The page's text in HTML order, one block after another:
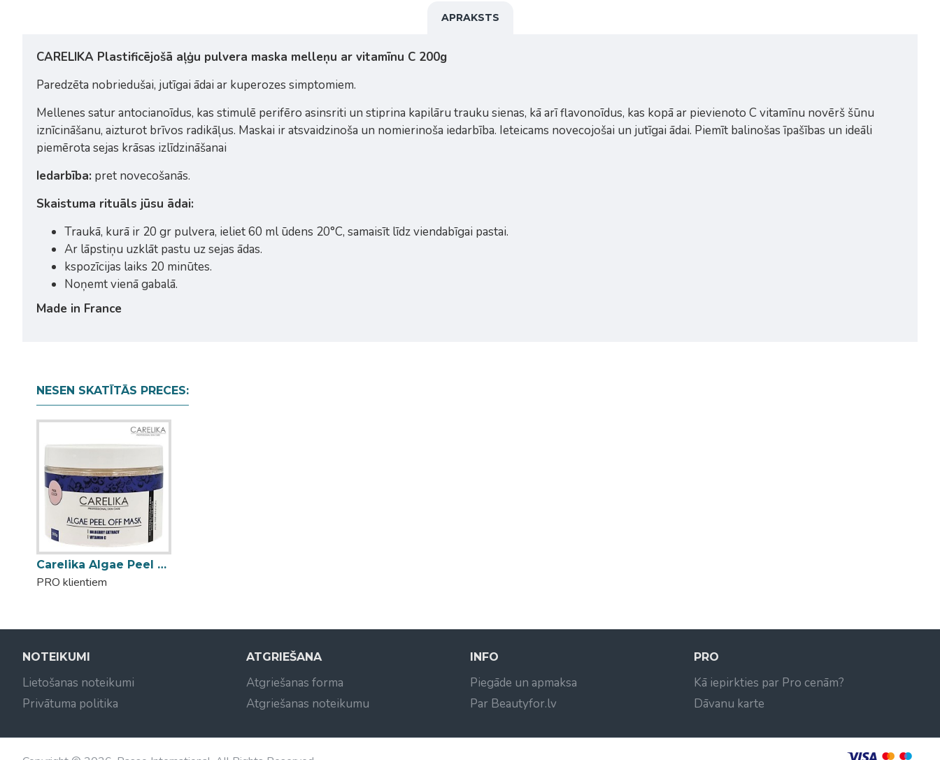
APRAKSTS
CARELIKA Plastificējošā aļģu pulvera maska melleņu ar vitamīnu C 200g
Paredzēta nobriedušai, jutīgai ādai ar kuperozes simptomiem.
Mellenes satur antocianoīdus, kas stimulē perifēro asinsriti un stiprina kapilāru trauku sienas, kā arī flavonoīdus, kas kopā ar pievienoto C vitamīnu novērš šūnu
iznīcināšanu, aizturot brīvos radikāļus. Maskai ir atsvaidzinoša un nomierinoša iedarbība. Ieteicams novecojošai un jutīgai ādai. Piemīt balinošas īpašības un ideāli
piemērota sejas krāsas izlīdzināšanai
Iedarbība: pret novecošanās.
Skaistuma rituāls jūsu ādai:
Traukā, kurā ir 20 gr pulvera, ieliet 60 ml ūdens 20°C, samaisīt līdz viendabīgai pastai.
Ar lāpstiņu uzklāt pastu uz sejas ādas.
kspozīcijas laiks 20 minūtes.
Noņemt vienā gabalā.
Made in France
NESEN SKATĪTĀS PRECES:
Carelika Algae Peel Off Mask Bilberry aļģu pulvera maska melleņu 200g
PRO klientiem
NOTEIKUMI
Lietošanas noteikumi
Privātuma politika
ATGRIEŠANA
Atgriešanas forma
Atgriešanas noteikumu
INFO
Piegāde un apmaksa
Par Beautyfor.lv
PRO
Kā iepirkties par Pro cenām?
Dāvanu karte